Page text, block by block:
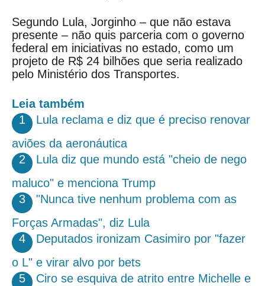
Segundo Lula, Jorginho – que não estava
presente – não quis parceria com o governo
federal em iniciativas no estado, como um
projeto de R$ 24 bilhões que seria realizado
pelo Ministério dos Transportes.
Leia também
1
Lula reclama e diz que é preciso renovar
aviões da aeronáutica
2
Lula diz que mundo está "cheio de nego
maluco" e menciona Trump
3
"Nunca tive nenhum problema com as
Forças Armadas", diz Lula
4
Deputados ironizam Casimiro por "fazer
o L" e virar alvo por bets
5
Ciro se esquiva de atrito entre Michelle e